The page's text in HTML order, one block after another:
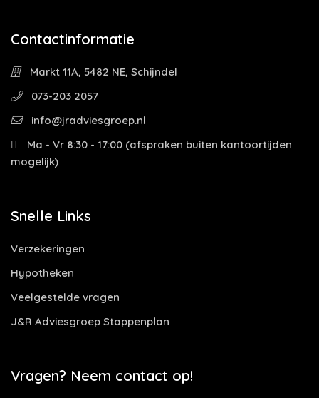
Contactinformatie
Markt 11A, 5482 NE, Schijndel
073-203 2057
info@jradviesgroep.nl
Ma - Vr 8:30 - 17:00 (afspraken buiten kantoortijden
mogelijk)
Snelle Links
Verzekeringen
Hypotheken
Veelgestelde vragen
J&R Adviesgroep Stappenplan
Vragen? Neem contact op!